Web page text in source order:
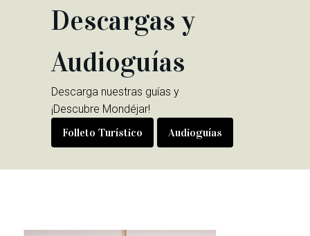
Descargas y
Audioguías
Descarga nuestras guías y
¡Descubre Mondéjar!
Folleto Turístico
Audioguías